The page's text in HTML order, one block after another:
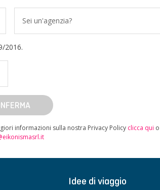
Sei un'agenzia?
2016.
informazioni sulla nostra Privacy Policy clicca qui
Idee di viaggio